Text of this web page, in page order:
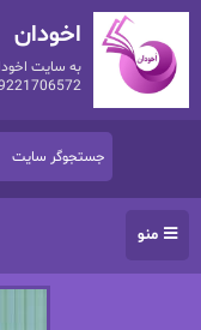
اخودان
به سایت
منو